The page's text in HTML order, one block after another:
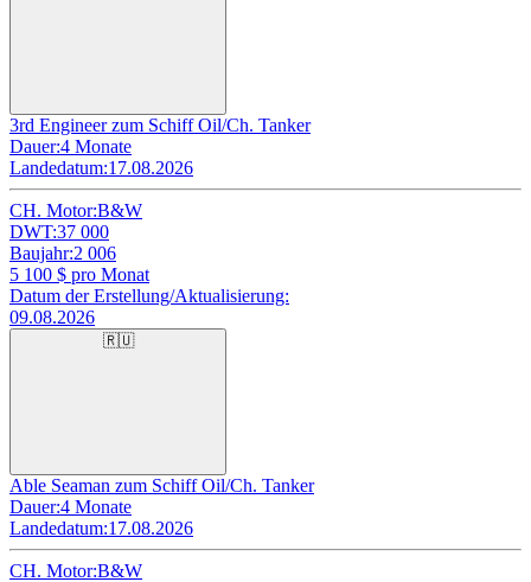
3rd Engineer zum Schiff Oil/Ch. Tanker
Dauer:4 Monate
Landedatum:17.08.2026
CH. Motor:B&W
DWT:37 000
Baujahr:2 006
5 100 $ pro Monat
Datum der Erstellung/Aktualisierung:
09.08.2026
🇷🇺
Able Seaman zum Schiff Oil/Ch. Tanker
Dauer:4 Monate
Landedatum:17.08.2026
CH. Motor:B&W